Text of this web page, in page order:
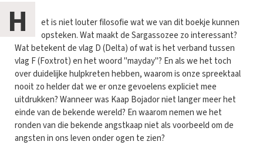
H
et is niet louter filosofie wat we van dit boekje kunnen
opsteken. Wat maakt de Sargassozee zo interessant?
Wat betekent de vlag D (Delta) of wat is het verband tussen
vlag F (Foxtrot) en het woord "mayday"? En als we het toch
over duidelijke hulpkreten hebben, waarom is onze spreektaal
nooit zo helder dat we er onze gevoelens expliciet mee
uitdrukken? Wanneer was Kaap Bojador niet langer meer het
einde van de bekende wereld? En waarom nemen we het
ronden van die bekende angstkaap niet als voorbeeld om de
angsten in ons leven onder ogen te zien?